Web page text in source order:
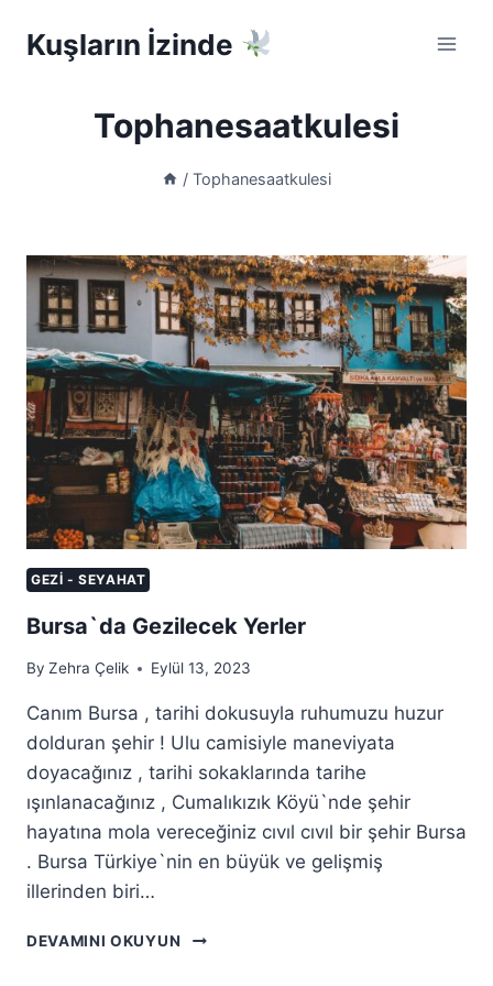
Kuşların İzinde
Tophanesaatkulesi
/ Tophanesaatkulesi
GEZI - SEYAHAT
Bursa`da Gezilecek Yerler
By Zehra Çelik Eylül 13, 2023
Canım Bursa , tarihi dokusuyla ruhumuzu huzur
dolduran şehir ! Ulu camisiyle maneviyata
doyacağınız , tarihi sokaklarında tarihe
ışınlanacağınız , Cumalıkızık Köyü`nde şehir
hayatına mola vereceğiniz cıvıl cıvıl bir şehir Bursa
. Bursa Türkiye`nin en büyük ve gelişmiş
illerinden biri…
DEVAMINI OKUYUN
BURSA`DA